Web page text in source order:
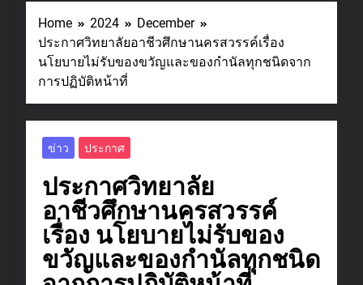
Home 2024
December
ประกาศวิทยาลัยอาชีวศึกษานครสวรรค์เรื่อง
นโยบายไม่รับของขวัญและของกำนัลทุกชนิดจาก
การปฏิบัติหน้าที่
ข่าว ประกาศ
ประกาศวิทยาลัย
อาชีวศึกษานครสวรรค์
เรื่อง นโยบายไม่รับของ
ขวัญและของกำนัลทุกชนิด